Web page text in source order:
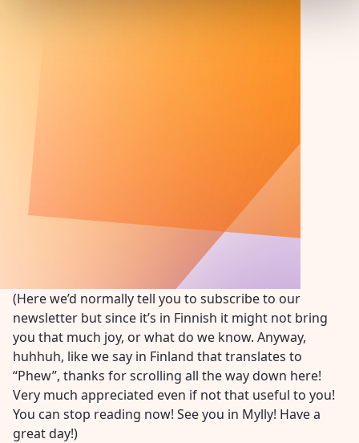
(Here we’d normally tell you to subscribe to our
newsletter but since it’s in Finnish it might not bring
you that much joy, or what do we know. Anyway,
huhhuh, like we say in Finland that translates to
“Phew”, thanks for scrolling all the way down here!
Very much appreciated even if not that useful to you!
You can stop reading now! See you in Mylly! Have a
great day!)